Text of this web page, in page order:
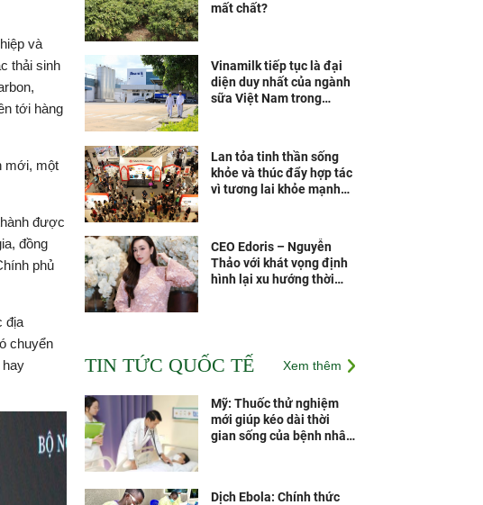
và
thải sinh
tới hàng
mới, một
được
đồng
phủ
địa
chuyển
hay
mất chất?
Vinamilk tiếp tục là đại
diện duy nhất của ngành
sữa Việt Nam trong
Lan tỏa tinh thần sống
khỏe và thúc đẩy hợp tác
vì tương lai khỏe mạnh
CEO Edoris – Nguyễn
Thảo với khát vọng định
hình lại xu hướng thời
theo công nghệ của Pháp
sẽ được sản xuất tại Nhà
phẩm VNVC từ năm 2028
TIN TỨC QUỐC TẾ Xem thêm
Mỹ: Thuốc thử nghiệm
mới giúp kéo dài thời
gian sống của bệnh nhân
Dịch Ebola: Chính thức